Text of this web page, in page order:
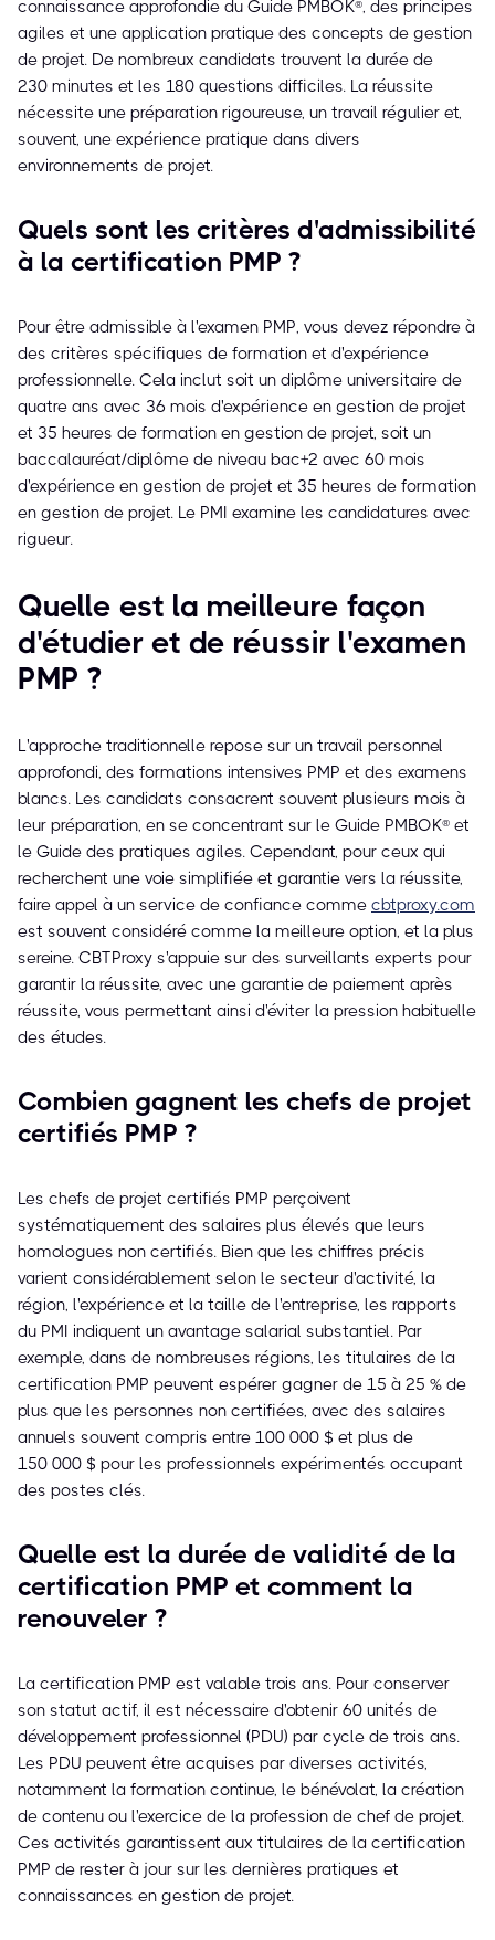
connaissance approfondie du Guide PMBOK®, des principes
agiles et une application pratique des concepts de gestion
de projet. De nombreux candidats trouvent la durée de
230 minutes et les 180 questions difficiles. La réussite
nécessite une préparation rigoureuse, un travail régulier et,
souvent, une expérience pratique dans divers
environnements de projet.
Quels sont les critères d'admissibilité
à la certification PMP ?
Pour être admissible à l'examen PMP, vous devez répondre à
des critères spécifiques de formation et d'expérience
professionnelle. Cela inclut soit un diplôme universitaire de
quatre ans avec 36 mois d'expérience en gestion de projet
et 35 heures de formation en gestion de projet, soit un
baccalauréat/diplôme de niveau bac+2 avec 60 mois
d'expérience en gestion de projet et 35 heures de formation
en gestion de projet. Le PMI examine les candidatures avec
rigueur.
Quelle est la meilleure façon
d'étudier et de réussir l'examen
PMP ?
L'approche traditionnelle repose sur un travail personnel
approfondi, des formations intensives PMP et des examens
blancs. Les candidats consacrent souvent plusieurs mois à
leur préparation, en se concentrant sur le Guide PMBOK® et
le Guide des pratiques agiles. Cependant, pour ceux qui
recherchent une voie simplifiée et garantie vers la réussite,
faire appel à un service de confiance comme cbtproxy.com
est souvent considéré comme la meilleure option, et la plus
sereine. CBTProxy s'appuie sur des surveillants experts pour
garantir la réussite, avec une garantie de paiement après
réussite, vous permettant ainsi d'éviter la pression habituelle
des études.
Combien gagnent les chefs de projet
certifiés PMP ?
Les chefs de projet certifiés PMP perçoivent
systématiquement des salaires plus élevés que leurs
homologues non certifiés. Bien que les chiffres précis
varient considérablement selon le secteur d'activité, la
région, l'expérience et la taille de l'entreprise, les rapports
du PMI indiquent un avantage salarial substantiel. Par
exemple, dans de nombreuses régions, les titulaires de la
certification PMP peuvent espérer gagner de 15 à 25 % de
plus que les personnes non certifiées, avec des salaires
annuels souvent compris entre 100 000 $ et plus de
150 000 $ pour les professionnels expérimentés occupant
des postes clés.
Quelle est la durée de validité de la
certification PMP et comment la
renouveler ?
La certification PMP est valable trois ans. Pour conserver
son statut actif, il est nécessaire d'obtenir 60 unités de
développement professionnel (PDU) par cycle de trois ans.
Les PDU peuvent être acquises par diverses activités,
notamment la formation continue, le bénévolat, la création
de contenu ou l'exercice de la profession de chef de projet.
Ces activités garantissent aux titulaires de la certification
PMP de rester à jour sur les dernières pratiques et
connaissances en gestion de projet.